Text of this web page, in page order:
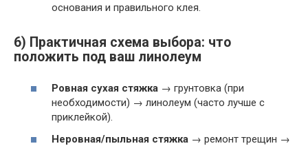
основания и правильного клея.
6) Практичная схема выбора: что
положить под ваш линолеум
Ровная сухая стяжка → грунтовка (при
необходимости) → линолеум (часто лучше с
приклейкой).
Неровная/пыльная стяжка → ремонт трещин →